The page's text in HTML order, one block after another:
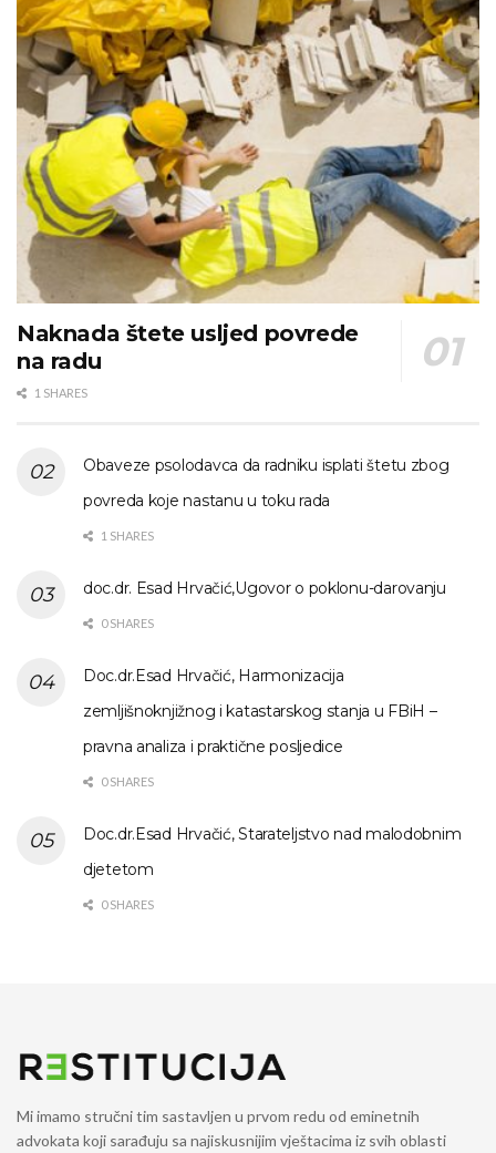
Naknada štete usljed povrede
na radu
1 SHARES
Obaveze psolodavca da radniku isplati štetu zbog
povreda koje nastanu u toku rada
1 SHARES
doc.dr. Esad Hrvačić,Ugovor o poklonu-darovanju
0 SHARES
Doc.dr.Esad Hrvačić, Harmonizacija
zemljišnoknjižnog i katastarskog stanja u FBiH –
pravna analiza i praktične posljedice
0 SHARES
Doc.dr.Esad Hrvačić, Starateljstvo nad malodobnim
djetetom
0 SHARES
Mi imamo stručni tim sastavljen u prvom redu od eminetnih
advokata koji sarađuju sa najiskusnijim vještacima iz svih oblasti